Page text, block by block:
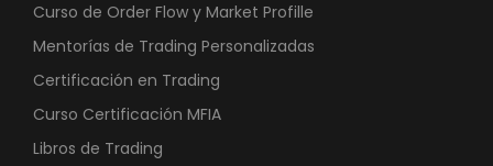
Curso de Order Flow y Market Profille
Mentorías de Trading Personalizadas
Certificación en Trading
Curso Certificación MFIA
Libros de Trading